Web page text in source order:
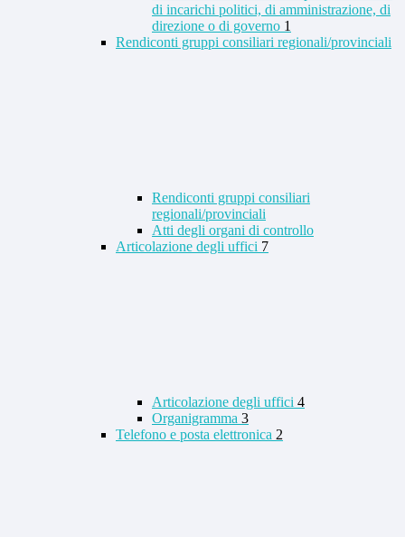
di incarichi politici, di amministrazione, di
direzione o di governo 1
Rendiconti gruppi consiliari regionali/provinciali
Rendiconti gruppi consiliari
regionali/provinciali
Atti degli organi di controllo
Articolazione degli uffici 7
Articolazione degli uffici 4
Organigramma 3
Telefono e posta elettronica 2